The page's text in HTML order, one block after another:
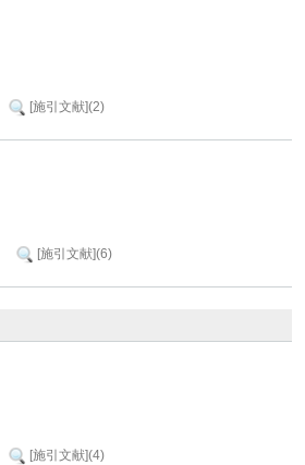
[施引文献](2)
[施引文献](6)
[施引文献](4)